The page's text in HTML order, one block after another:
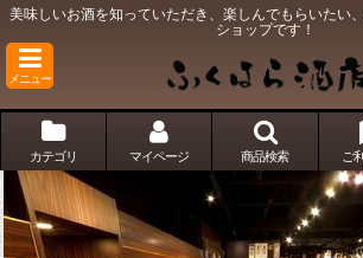
美味しいお酒を知っていただき、楽しんでもらいたい
ショップです！
メニュー
カテゴリ マイページ 商品検索 ご